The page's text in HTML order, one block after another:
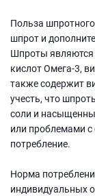
Польза
шпрот и
Шпроты
кислот Омега-3,
также содержит
учесть, что
соли и
или проблемами с
потребление.
Норма
индивидуальных